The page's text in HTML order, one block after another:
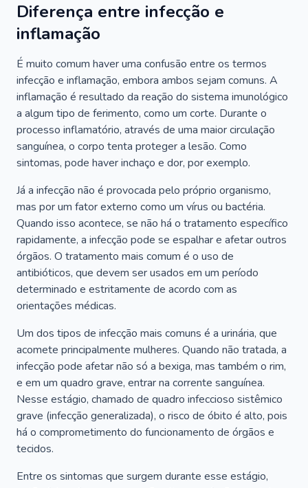
Diferença entre infecção e
inflamação
É muito comum haver uma confusão entre os termos
infecção e inflamação, embora ambos sejam comuns. A
inflamação é resultado da reação do sistema imunológico
a algum tipo de ferimento, como um corte. Durante o
processo inflamatório, através de uma maior circulação
sanguínea, o corpo tenta proteger a lesão. Como
sintomas, pode haver inchaço e dor, por exemplo.
Já a infecção não é provocada pelo próprio organismo,
mas por um fator externo como um vírus ou bactéria.
Quando isso acontece, se não há o tratamento específico
rapidamente, a infecção pode se espalhar e afetar outros
órgãos. O tratamento mais comum é o uso de
antibióticos, que devem ser usados em um período
determinado e estritamente de acordo com as
orientações médicas.
Um dos tipos de infecção mais comuns é a urinária, que
acomete principalmente mulheres. Quando não tratada, a
infecção pode afetar não só a bexiga, mas também o rim,
e em um quadro grave, entrar na corrente sanguínea.
Nesse estágio, chamado de quadro infeccioso sistêmico
grave (infecção generalizada), o risco de óbito é alto, pois
há o comprometimento do funcionamento de órgãos e
tecidos.
Entre os sintomas que surgem durante esse estágio,